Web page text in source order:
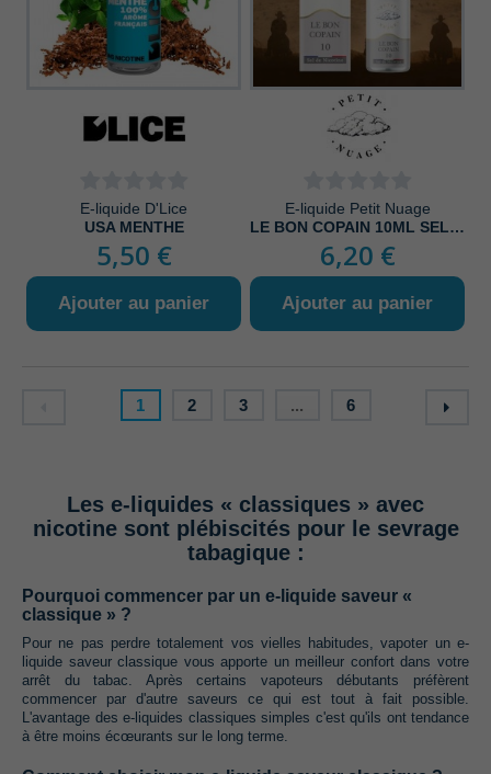
E-liquide D'Lice
USA MENTHE
5,50 €
Ajouter au panier
E-liquide Petit Nuage
LE BON COPAIN 10ML SEL DE NICOTINE
6,20 €
Ajouter au panier
1 2 3 ... 6
Les e-liquides « classiques » avec
nicotine sont plébiscités pour le sevrage
tabagique :
Pourquoi commencer par un e-liquide saveur «
classique » ?
Pour ne pas perdre totalement vos vielles habitudes, vapoter un e-
liquide saveur classique vous apporte un meilleur confort dans votre
arrêt du tabac. Après certains vapoteurs débutants préfèrent
commencer par d'autre saveurs ce qui est tout à fait possible.
L'avantage des e-liquides classiques simples c'est qu'ils ont tendance
à être moins écœurants sur le long terme.